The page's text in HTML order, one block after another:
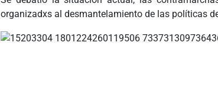
organizadxs al desmantelamiento de las políticas